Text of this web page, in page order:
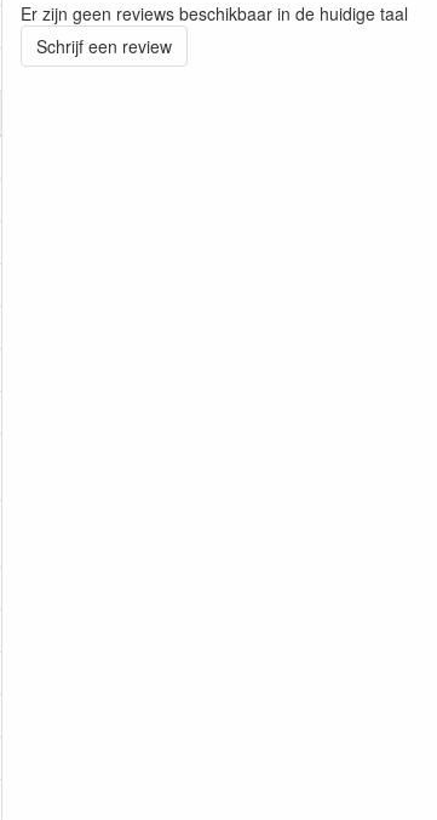
Er zijn geen reviews beschikbaar in de huidige taal
Schrijf een review